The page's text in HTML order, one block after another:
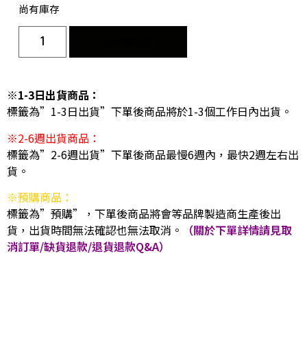
尚有庫存
※1-3日出貨商品：
標籤為”1-3日出貨”下單後商品將於1-3個工作日內出貨。
※2-6週出貨商品：
標籤為”2-6週出貨”下單後商品最慢6週內，最快2週左右出
貨。
※預購商品：
標籤為”預購”，下單後商品將會等品牌製造商生產後出
貨，出貨時間無法確認也無法取消。
（關於下單詳情請見取
消訂單/缺貨退款/退貨退款Q&A）